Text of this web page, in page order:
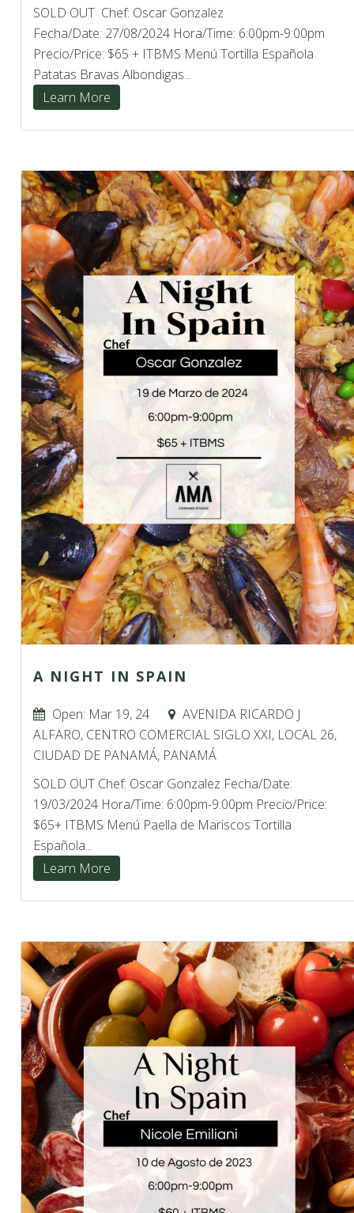
SOLD OUT Chef: Oscar Gonzalez
Fecha/Date: 27/08/2024 Hora/Time: 6:00pm-9:00pm
Precio/Price: $65 + ITBMS Menú Tortilla Española
Patatas Bravas Albondigas...
Learn More
A NIGHT IN SPAIN
Open: Mar 19, 24
AVENIDA RICARDO J
ALFARO, CENTRO COMERCIAL SIGLO XXI, LOCAL 26,
CIUDAD DE PANAMÁ, PANAMÁ
SOLD OUT Chef: Oscar Gonzalez Fecha/Date:
19/03/2024 Hora/Time: 6:00pm-9:00pm Precio/Price:
$65+ ITBMS Menú Paella de Mariscos Tortilla
Española...
Learn More